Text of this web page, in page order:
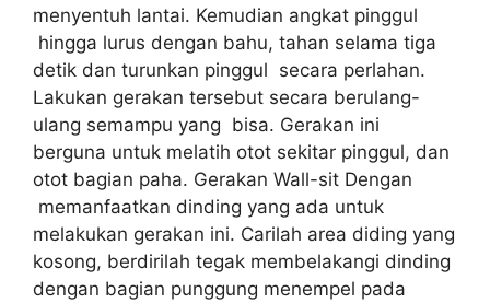
menyentuh lantai. Kemudian angkat pinggul
hingga lurus dengan bahu, tahan selama tiga
detik dan turunkan pinggul secara perlahan.
Lakukan gerakan tersebut secara berulang-
ulang semampu yang bisa. Gerakan ini
berguna untuk melatih otot sekitar pinggul, dan
otot bagian paha. Gerakan Wall-sit Dengan
memanfaatkan dinding yang ada untuk
melakukan gerakan ini. Carilah area diding yang
kosong, berdirilah tegak membelakangi dinding
dengan bagian punggung menempel pada